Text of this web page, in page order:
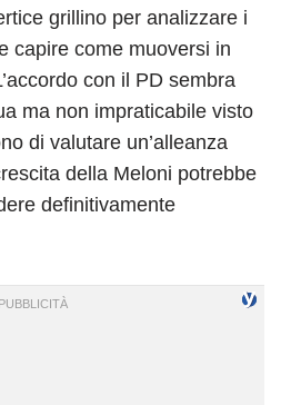
grillino per analizzare i
capire come muoversi in
con il PD sembra
ma non impraticabile visto
di valutare un’alleanza
della Meloni potrebbe
definitivamente